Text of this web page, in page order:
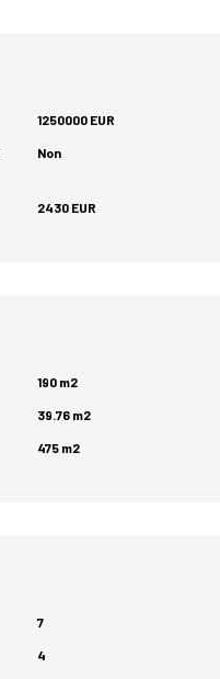
1250000 EUR
Non
2430 EUR
190 m2
39.76 m2
475 m2
7
4